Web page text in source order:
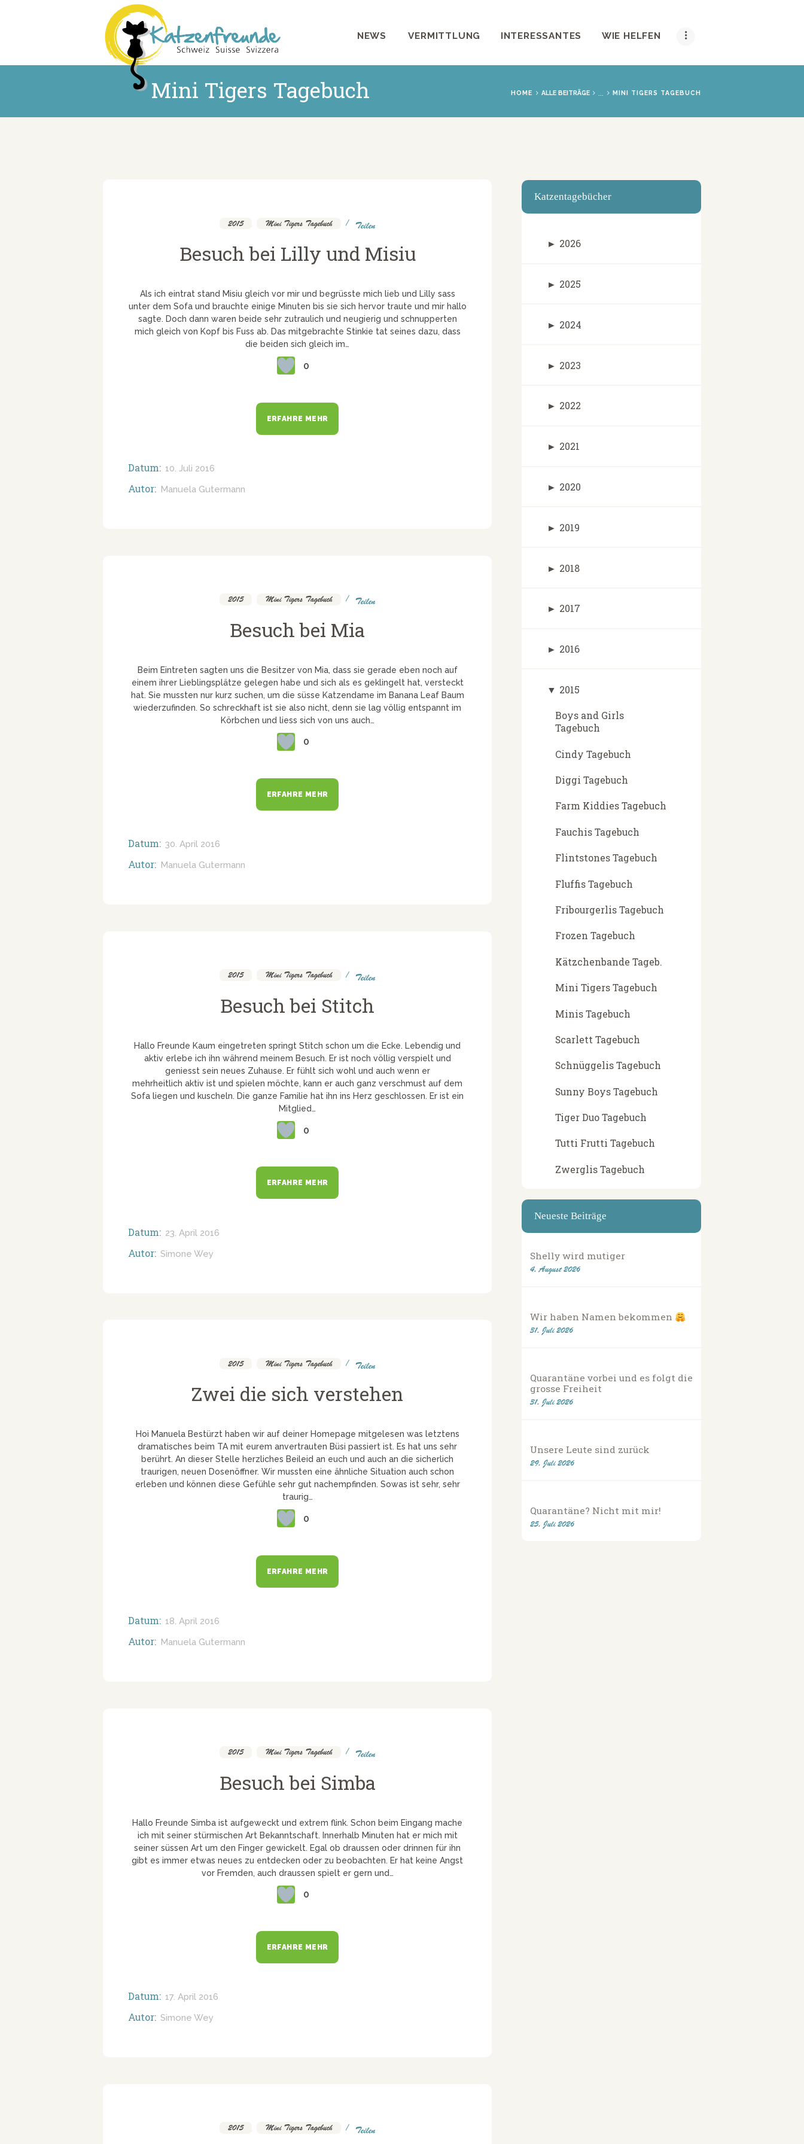
NEWS VERMITTLUNG INTERESSANTES WIE HELFEN
Mini Tigers Tagebuch HOME ALLE BEITRÄGE ... MINI TIGERS TAGEBUCH
VERMITTLUNG
WIE HELFEN
2015 Mini Tigers Tagebuch Teilen
Besuch bei Lilly und Misiu
Als ich eintrat stand Misiu gleich vor mir und begrüsste mich lieb und Lilly sass
unter dem Sofa und brauchte einige Minuten bis sie sich hervor traute und mir hallo
sagte. Doch dann waren beide sehr zutraulich und neugierig und schnupperten
mich gleich von Kopf bis Fuss ab. Das mitgebrachte Stinkie tat seines dazu, dass
die beiden sich gleich im…
0
ERFAHRE MEHR
Datum: 10. Juli 2016
Autor: Manuela Gutermann
2015 Mini Tigers Tagebuch Teilen
Besuch bei Mia
Beim Eintreten sagten uns die Besitzer von Mia, dass sie gerade eben noch auf
einem ihrer Lieblingsplätze gelegen habe und sich als es geklingelt hat, versteckt
hat. Sie mussten nur kurz suchen, um die süsse Katzendame im Banana Leaf Baum
wiederzufinden. So schreckhaft ist sie also nicht, denn sie lag völlig entspannt im
Körbchen und liess sich von uns auch…
0
ERFAHRE MEHR
Datum: 30. April 2016
Autor: Manuela Gutermann
2015 Mini Tigers Tagebuch Teilen
Besuch bei Stitch
Hallo Freunde Kaum eingetreten springt Stitch schon um die Ecke. Lebendig und
aktiv erlebe ich ihn während meinem Besuch. Er ist noch völlig verspielt und
geniesst sein neues Zuhause. Er fühlt sich wohl und auch wenn er
mehrheitlich aktiv ist und spielen möchte, kann er auch ganz verschmust auf dem
Sofa liegen und kuscheln. Die ganze Familie hat ihn ins Herz geschlossen. Er ist ein
Mitglied…
0
ERFAHRE MEHR
Datum: 23. April 2016
Autor: Simone Wey
2015 Mini Tigers Tagebuch Teilen
Zwei die sich verstehen
Hoi Manuela Bestürzt haben wir auf deiner Homepage mitgelesen was letztens
dramatisches beim TA mit eurem anvertrauten Büsi passiert ist. Es hat uns sehr
berührt. An dieser Stelle herzliches Beileid an euch und auch an die sicherlich
traurigen, neuen Dosenöffner. Wir mussten eine ähnliche Situation auch schon
erleben und können diese Gefühle sehr gut nachempfinden. Sowas ist sehr, sehr
traurig…
0
ERFAHRE MEHR
Datum: 18. April 2016
Autor: Manuela Gutermann
2015 Mini Tigers Tagebuch Teilen
Besuch bei Simba
Hallo Freunde Simba ist aufgeweckt und extrem flink. Schon beim Eingang mache
ich mit seiner stürmischen Art Bekanntschaft. Innerhalb Minuten hat er mich mit
seiner süssen Art um den Finger gewickelt. Egal ob draussen oder drinnen für ihn
gibt es immer etwas neues zu entdecken oder zu beobachten. Er hat keine Angst
vor Fremden, auch draussen spielt er gern und…
0
ERFAHRE MEHR
Datum: 17. April 2016
Autor: Simone Wey
2015 Mini Tigers Tagebuch Teilen
Katzentagebücher
► 2026
► 2025
► 2024
► 2023
► 2022
► 2021
► 2020
► 2019
► 2018
► 2017
► 2016
▼ 2015
Boys and Girls
Tagebuch
Cindy Tagebuch
Diggi Tagebuch
Farm Kiddies Tagebuch
Fauchis Tagebuch
Flintstones Tagebuch
Fluffis Tagebuch
Fribourgerlis Tagebuch
Frozen Tagebuch
Kätzchenbande Tageb.
Mini Tigers Tagebuch
Minis Tagebuch
Scarlett Tagebuch
Schnüggelis Tagebuch
Sunny Boys Tagebuch
Tiger Duo Tagebuch
Tutti Frutti Tagebuch
Zwerglis Tagebuch
Neueste Beiträge
Shelly wird mutiger
4. August 2026
Wir haben Namen bekommen
31. Juli 2026
Quarantäne vorbei und es folgt die
grosse Freiheit
31. Juli 2026
Unsere Leute sind zurück
29. Juli 2026
Quarantäne? Nicht mit mir!
25. Juli 2026